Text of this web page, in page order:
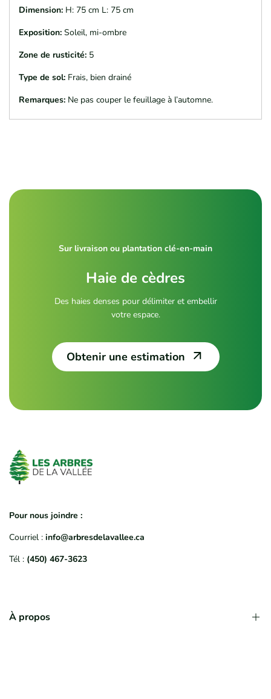
Dimension: H: 75 cm L: 75 cm
Exposition: Soleil, mi-ombre
Zone de rusticité: 5
Type de sol: Frais, bien drainé
Remarques: Ne pas couper le feuillage à l’automne.
Sur livraison ou plantation clé-en-main
Haie de cèdres
Des haies denses pour délimiter et embellir
votre espace.
Obtenir une estimation
Pour nous joindre :
Courriel : info@arbresdelavallee.ca
Tél : (450) 467-3623
À propos